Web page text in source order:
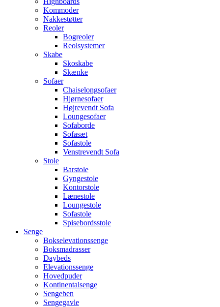
Kommoder
Nakkestøtter
Reoler
Bogreoler
Reolsystemer
Skabe
Skoskabe
Skænke
Sofaer
Chaiselongsofaer
Hjørnesofaer
Højrevendt Sofa
Loungesofaer
Sofaborde
Sofasæt
Sofastole
Venstrevendt Sofa
Stole
Barstole
Gyngestole
Kontorstole
Lænestole
Loungestole
Sofastole
Spisebordsstole
Senge
Bokselevationssenge
Boksmadrasser
Daybeds
Elevationssenge
Hovedpuder
Kontinentalsenge
Sengeben
Sengegavle